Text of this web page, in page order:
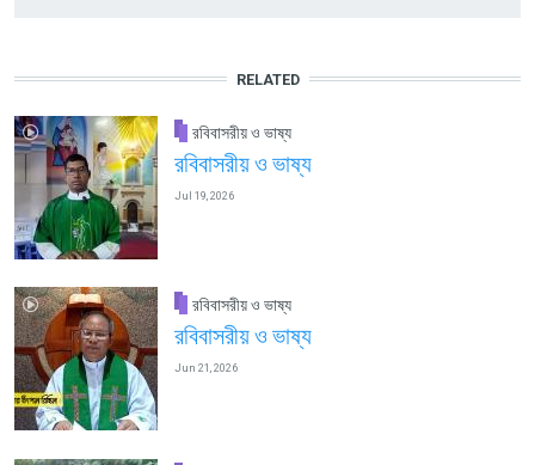
RELATED
রবিবাসরীয় ও ভাষ্য
রবিবাসরীয় ও ভাষ্য
Jul 19, 2026
রবিবাসরীয় ও ভাষ্য
রবিবাসরীয় ও ভাষ্য
Jun 21, 2026